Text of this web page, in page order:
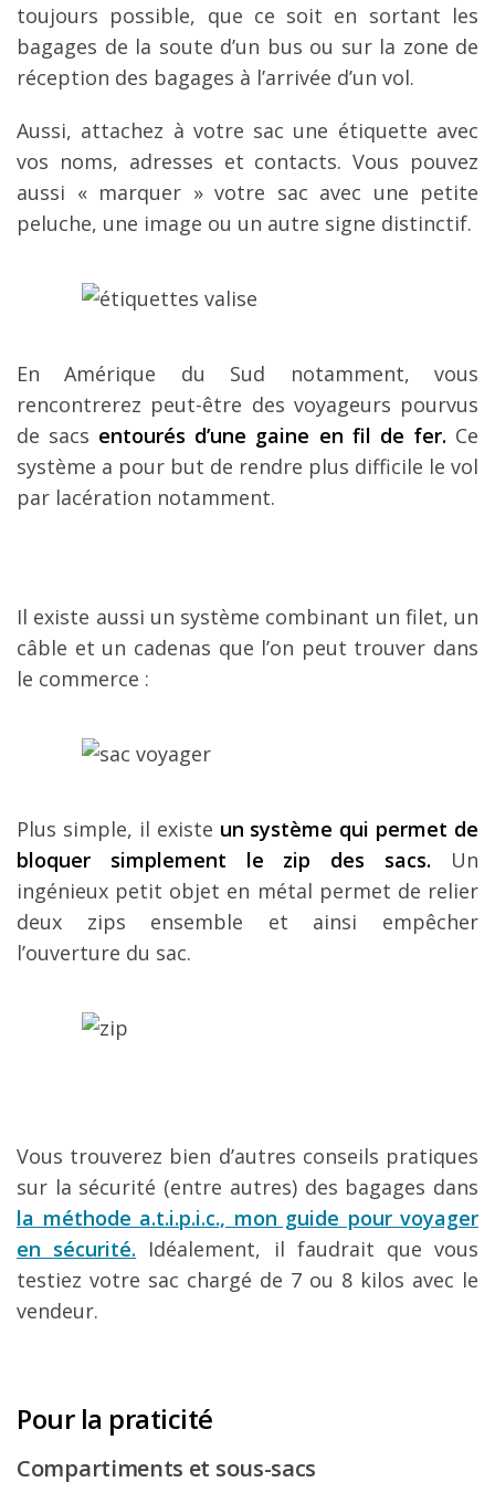
toujours possible, que ce soit en sortant les
bagages de la soute d’un bus ou sur la zone de
réception des bagages à l’arrivée d’un vol.
Aussi, attachez à votre sac une étiquette avec
vos noms, adresses et contacts. Vous pouvez
aussi « marquer » votre sac avec une petite
peluche, une image ou un autre signe distinctif.
En Amérique du Sud notamment, vous
rencontrerez peut-être des voyageurs pourvus
de sacs entourés d’une gaine en fil de fer. Ce
système a pour but de rendre plus difficile le vol
par lacération notamment.
Il existe aussi un système combinant un filet, un
câble et un cadenas que l’on peut trouver dans
le commerce :
Plus simple, il existe un système qui permet de
bloquer simplement le zip des sacs. Un
ingénieux petit objet en métal permet de relier
deux zips ensemble et ainsi empêcher
l’ouverture du sac.
Vous trouverez bien d’autres conseils pratiques
sur la sécurité (entre autres) des bagages dans
la méthode a.t.i.p.i.c., mon guide pour voyager
en sécurité. Idéalement, il faudrait que vous
testiez votre sac chargé de 7 ou 8 kilos avec le
vendeur.
Pour la praticité
Compartiments et sous-sacs